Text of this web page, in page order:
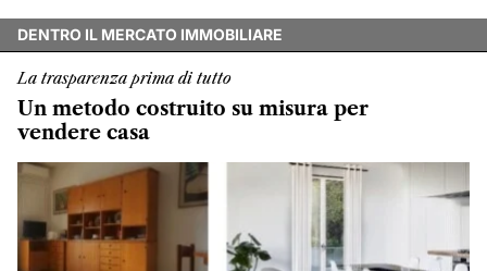
DENTRO IL MERCATO IMMOBILIARE
La trasparenza prima di tutto
Un metodo costruito su misura per
vendere casa